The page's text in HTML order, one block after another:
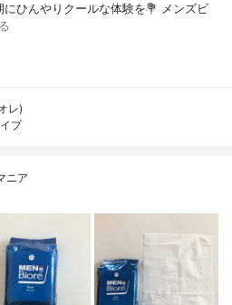
ひんやりクールな体験を⁡⁡💐 メンズビ
レ)
プ
ニア